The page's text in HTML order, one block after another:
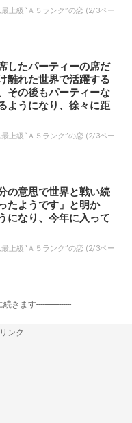
上級“Ａ５ランク”の恋 (2/3ペー
したパーティーの席だ
離れた世界で活躍する
その後もパーティーな
ようになり、徐々に距
上級“Ａ５ランク”の恋 (2/3ペー
の意思で世界と戦い続
たようです」と明か
になり、今年に入って
上級“Ａ５ランク”の恋 (2/3ペー
きます-----------------
ンク